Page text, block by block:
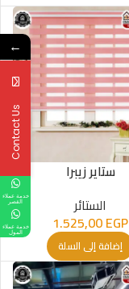
ستاير زيبرا
الستائر
1.525,00EGP
إضافة إلى السلة
←
Contact Us
خدمة عملاء
القصر
خدمة عملاء
المول